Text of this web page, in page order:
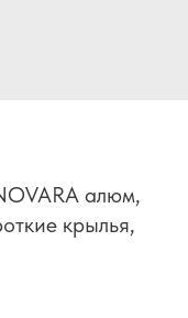
алюм,
крылья,